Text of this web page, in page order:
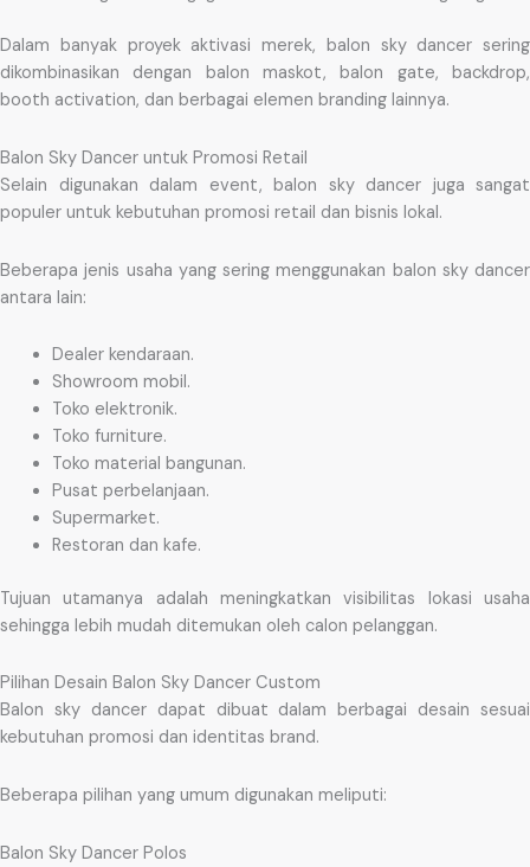
Dalam banyak proyek aktivasi merek, balon sky dancer sering
dikombinasikan dengan balon maskot, balon gate, backdrop,
booth activation, dan berbagai elemen branding lainnya.
Balon Sky Dancer untuk Promosi Retail
Selain digunakan dalam event, balon sky dancer juga sangat
populer untuk kebutuhan promosi retail dan bisnis lokal.
Beberapa jenis usaha yang sering menggunakan balon sky dancer
antara lain:
Dealer kendaraan.
Showroom mobil.
Toko elektronik.
Toko furniture.
Toko material bangunan.
Pusat perbelanjaan.
Supermarket.
Restoran dan kafe.
Tujuan utamanya adalah meningkatkan visibilitas lokasi usaha
sehingga lebih mudah ditemukan oleh calon pelanggan.
Pilihan Desain Balon Sky Dancer Custom
Balon sky dancer dapat dibuat dalam berbagai desain sesuai
kebutuhan promosi dan identitas brand.
Beberapa pilihan yang umum digunakan meliputi:
Balon Sky Dancer Polos